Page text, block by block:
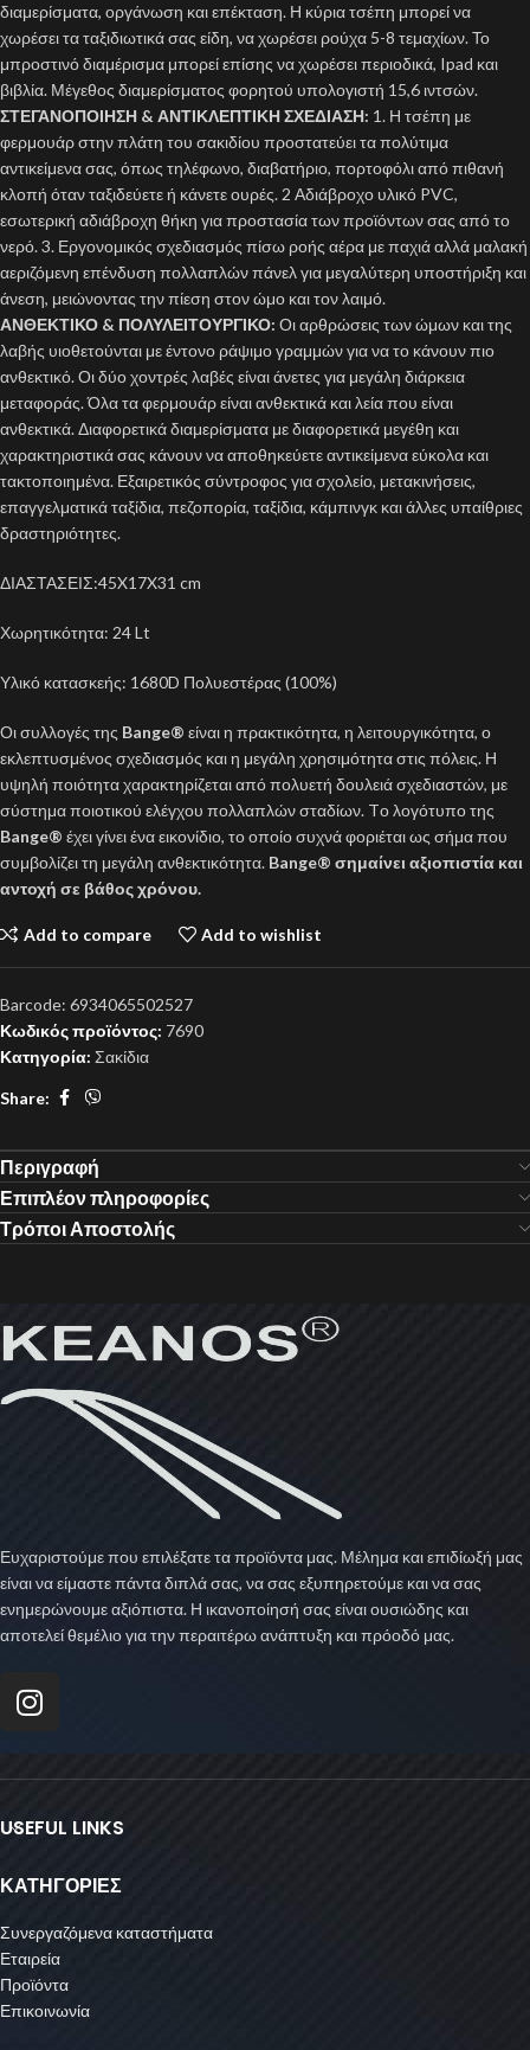
διαμερίσματα, οργάνωση και επέκταση. Η κύρια τσέπη μπορεί να
χωρέσει τα ταξιδιωτικά σας είδη, να χωρέσει ρούχα 5-8 τεμαχίων. Το
μπροστινό διαμέρισμα μπορεί επίσης να χωρέσει περιοδικά, Ipad και
βιβλία. Μέγεθος διαμερίσματος φορητού υπολογιστή 15,6 ιντσών.
ΣΤΕΓΑΝΟΠΟΙΗΣΗ & ΑΝΤΙΚΛΕΠΤΙΚΗ ΣΧΕΔΙΑΣΗ: 1. Η τσέπη με
φερμουάρ στην πλάτη του σακιδίου προστατεύει τα πολύτιμα
αντικείμενα σας, όπως τηλέφωνο, διαβατήριο, πορτοφόλι από πιθανή
κλοπή όταν ταξιδεύετε ή κάνετε ουρές. 2 Αδιάβροχο υλικό PVC,
εσωτερική αδιάβροχη θήκη για προστασία των προϊόντων σας από το
νερό. 3. Εργονομικός σχεδιασμός πίσω ροής αέρα με παχιά αλλά μαλακή
αεριζόμενη επένδυση πολλαπλών πάνελ για μεγαλύτερη υποστήριξη και
άνεση, μειώνοντας την πίεση στον ώμο και τον λαιμό.
ΑΝΘΕΚΤΙΚΟ & ΠΟΛΥΛΕΙΤΟΥΡΓΙΚΟ: Οι αρθρώσεις των ώμων και της
λαβής υιοθετούνται με έντονο ράψιμο γραμμών για να το κάνουν πιο
ανθεκτικό. Οι δύο χοντρές λαβές είναι άνετες για μεγάλη διάρκεια
μεταφοράς. Όλα τα φερμουάρ είναι ανθεκτικά και λεία που είναι
ανθεκτικά. Διαφορετικά διαμερίσματα με διαφορετικά μεγέθη και
χαρακτηριστικά σας κάνουν να αποθηκεύετε αντικείμενα εύκολα και
τακτοποιημένα. Εξαιρετικός σύντροφος για σχολείο, μετακινήσεις,
επαγγελματικά ταξίδια, πεζοπορία, ταξίδια, κάμπινγκ και άλλες υπαίθριες
δραστηριότητες.
ΔΙΑΣΤΑΣΕΙΣ:45X17X31 cm
Χωρητικότητα: 24 Lt
Υλικό κατασκεής: 1680D Πολυεστέρας (100%)
Οι συλλογές της Bange® είναι η πρακτικότητα, η λειτουργικότητα, ο
εκλεπτυσμένος σχεδιασμός και η μεγάλη χρησιμότητα στις πόλεις. Η
υψηλή ποιότητα χαρακτηρίζεται από πολυετή δουλειά σχεδιαστών, με
σύστημα ποιοτικού ελέγχου πολλαπλών σταδίων. Tο λογότυπο της
Bange® έχει γίνει ένα εικονίδιο, το οποίο συχνά φοριέται ως σήμα που
συμβολίζει τη μεγάλη ανθεκτικότητα. Bange® σημαίνει αξιοπιστία και
αντοχή σε βάθος χρόνου.
Add to compare Add to wishlist
Barcode: 6934065502527
Κωδικός προϊόντος: 7690
Κατηγορία: Σακίδια
Share:
Περιγραφή
Επιπλέον πληροφορίες
Τρόποι Αποστολής
Ευχαριστούμε που επιλέξατε τα προϊόντα μας. Μέλημα και επιδίωξή μας
είναι να είμαστε πάντα διπλά σας, να σας εξυπηρετούμε και να σας
ενημερώνουμε αξιόπιστα. Η ικανοποίησή σας είναι ουσιώδης και
αποτελεί θεμέλιο για την περαιτέρω ανάπτυξη και πρόοδό μας.
USEFUL LINKS
ΚΑΤΗΓΟΡΙΕΣ
Συνεργαζόμενα καταστήματα
Εταιρεία
Προϊόντα
Επικοινωνία